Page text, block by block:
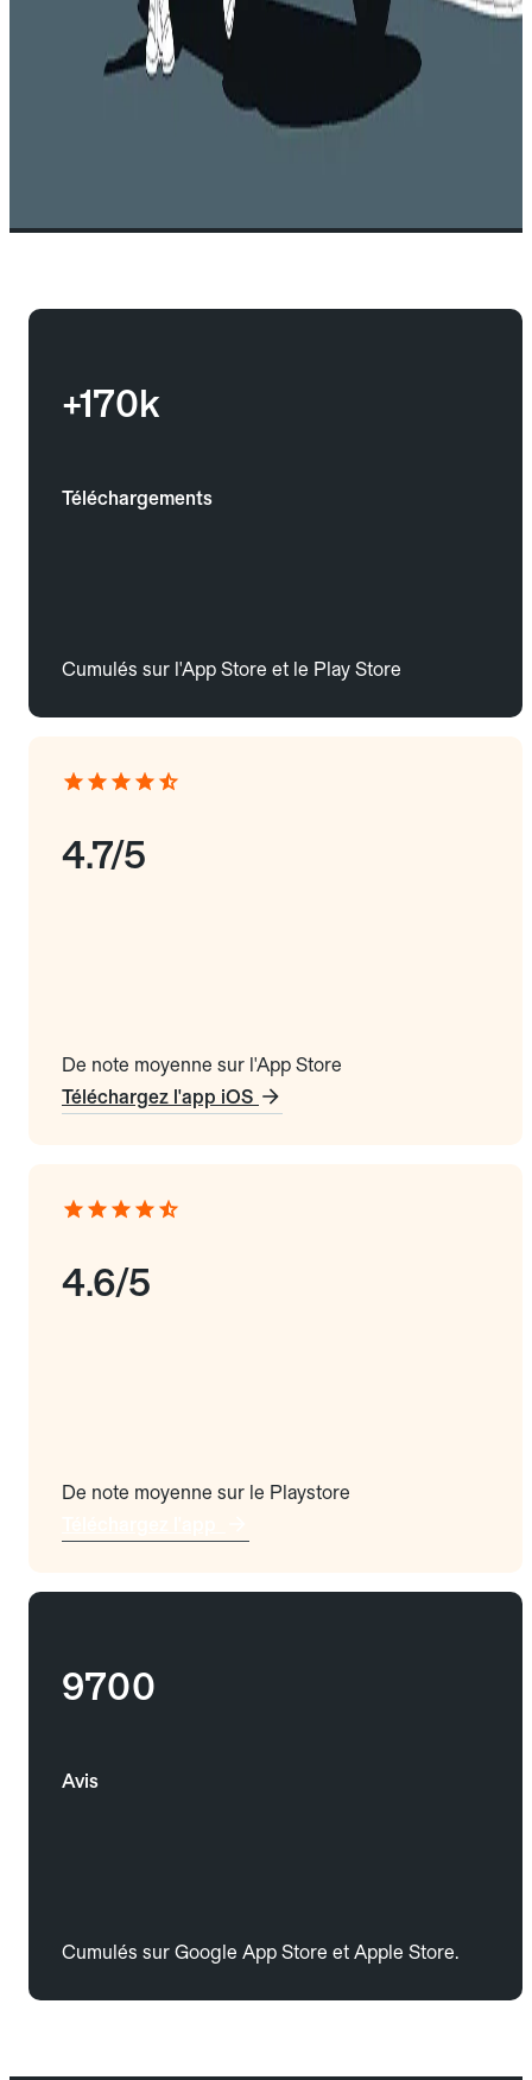
+170k
Téléchargements
Cumulés sur l'App Store et le Play Store
4.7/5
De note moyenne sur l'App Store
Téléchargez l'app iOS
4.6/5
De note moyenne sur le Playstore
9700
Avis
Cumulés sur Google App Store et Apple Store.